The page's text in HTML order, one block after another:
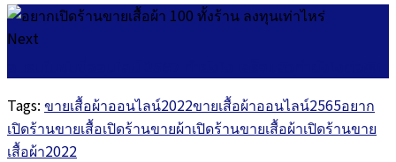
Next
Tags: ขายเสื้อผ้าออนไลน์2022ขายเสื้อผ้าออนไลน์2565อยาก
เปิดร้านขายเสื้อเปิดร้านขายผ้าเปิดร้านขายเสื้อผ้าเปิดร้านขาย
เสื้อผ้า2022